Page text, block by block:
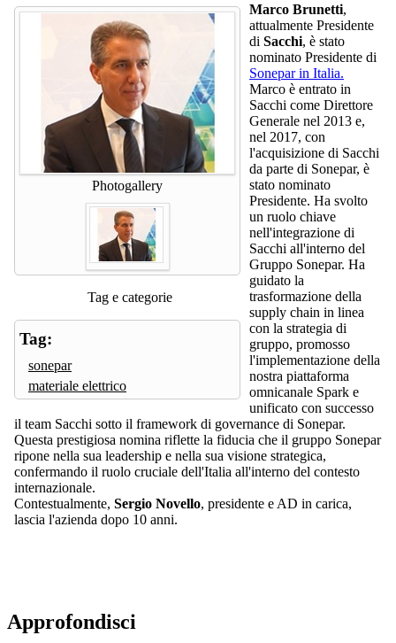
Photogallery
Tag e categorie
Tag:
sonepar
materiale elettrico
Marco Brunetti,
attualmente Presidente
di Sacchi, è stato
nominato Presidente di
Sonepar in Italia.
Marco è entrato in
Sacchi come Direttore
Generale nel 2013 e,
nel 2017, con
l'acquisizione di Sacchi
da parte di Sonepar, è
stato nominato
Presidente. Ha svolto
un ruolo chiave
nell'integrazione di
Sacchi all'interno del
Gruppo Sonepar. Ha
guidato la
trasformazione della
supply chain in linea
con la strategia di
gruppo, promosso
l'implementazione della
nostra piattaforma
omnicanale Spark e
unificato con successo
il team Sacchi sotto il framework di governance di Sonepar.
Questa prestigiosa nomina riflette la fiducia che il gruppo Sonepar
ripone nella sua leadership e nella sua visione strategica,
confermando il ruolo cruciale dell'Italia all'interno del contesto
internazionale.
Contestualmente, Sergio Novello, presidente e AD in carica,
lascia l'azienda dopo 10 anni.
Approfondisci